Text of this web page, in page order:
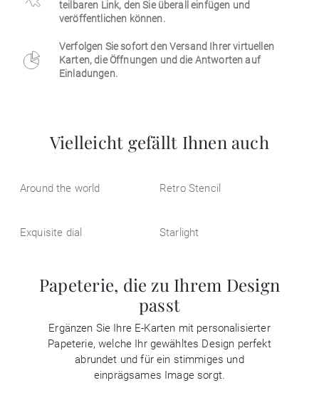
teilbaren Link, den Sie überall einfügen und
veröffentlichen können.
Verfolgen Sie sofort den Versand Ihrer virtuellen
Karten, die Öffnungen und die Antworten auf
Einladungen.
Vielleicht gefällt Ihnen auch
Around the world Retro Stencil
Exquisite dial Starlight
Papeterie, die zu Ihrem Design
passt
Ergänzen Sie Ihre E-Karten mit personalisierter
Papeterie, welche Ihr gewähltes Design perfekt
abrundet und für ein stimmiges und
einprägsames Image sorgt.